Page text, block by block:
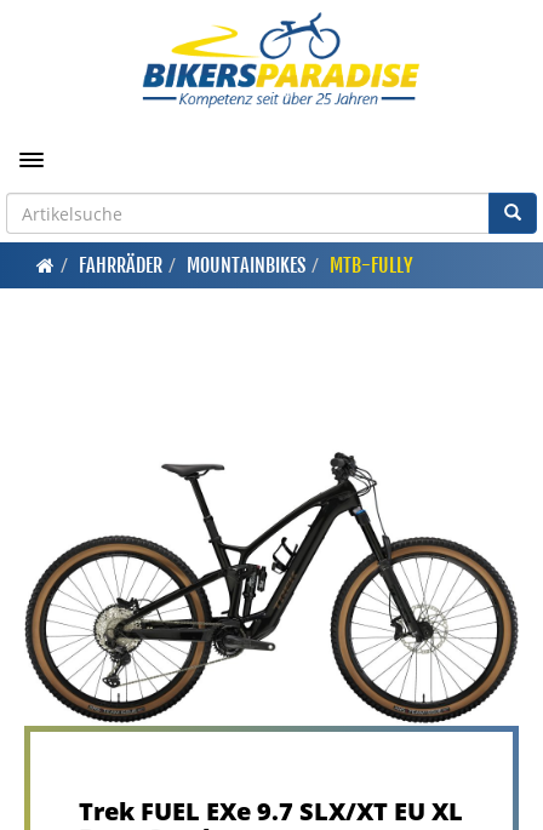
Toggle navigation
FAHRRÄDER MOUNTAINBIKES MTB-FULLY
Trek FUEL EXe 9.7 SLX/XT EU XL